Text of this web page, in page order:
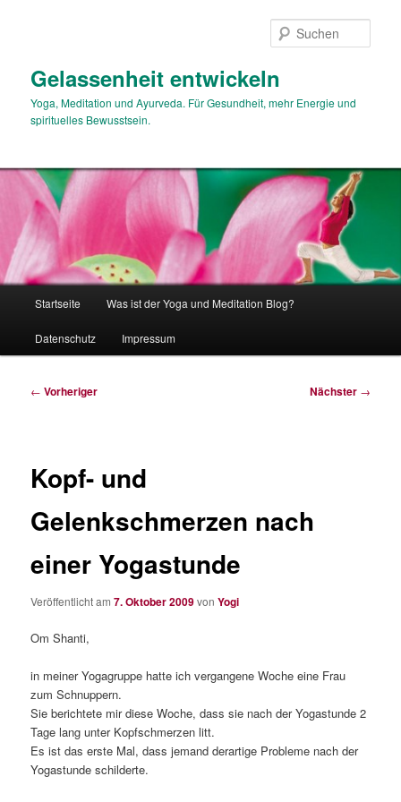
Gelassenheit entwickeln
Yoga, Meditation und Ayurveda. Für Gesundheit, mehr Energie und
spirituelles Bewusstsein.
Startseite Was ist der Yoga und Meditation Blog?
Datenschutz Impressum
Beitragsnavigation
← Vorheriger Nächster →
Kopf- und
Gelenkschmerzen nach
einer Yogastunde
Veröffentlicht am7. Oktober 2009vonYogi
Om Shanti,
in meiner Yogagruppe hatte ich vergangene Woche eine Frau
zum Schnuppern.
Sie berichtete mir diese Woche, dass sie nach der Yogastunde 2
Tage lang unter Kopfschmerzen litt.
Es ist das erste Mal, dass jemand derartige Probleme nach der
Yogastunde schilderte.